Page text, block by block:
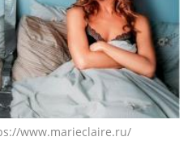
www.marieclaire.ru/